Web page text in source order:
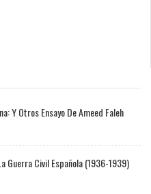
Y Otros Ensayo De Ameed Faleh
Guerra Civil Española (1936-1939)